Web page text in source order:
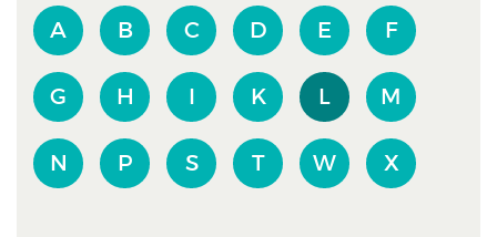
A B C D E F
G H I K L M
N P S T W X